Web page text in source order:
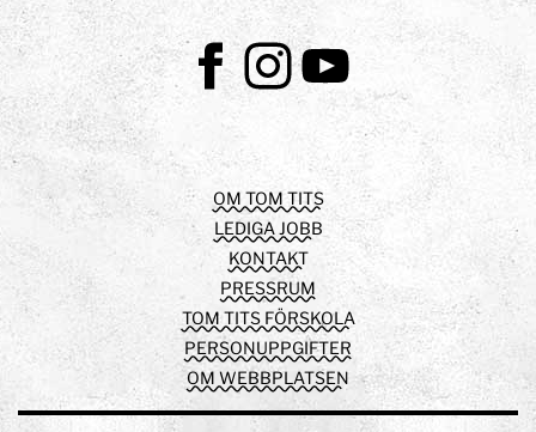
FacebookInstagram
Youtube
OM TOM TITS
LEDIGA JOBB
KONTAKT
PRESSRUM
TOM TITS FÖRSKOLA
PERSONUPPGIFTER
OM WEBBPLATSEN